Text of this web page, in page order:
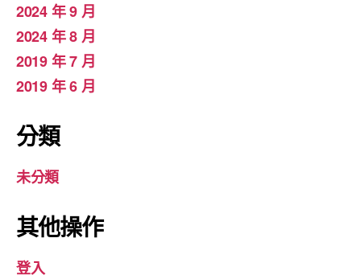
2024 年 9 月
2024 年 8 月
2019 年 7 月
2019 年 6 月
分類
未分類
其他操作
登入